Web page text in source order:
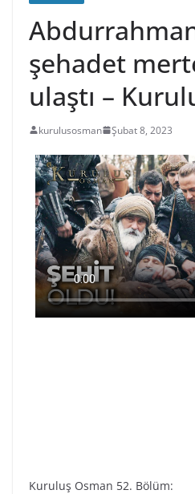
şehadet
ulaştı –
kurulusosman Şubat 8, 2023
Kuruluş Osman 52. Bölüm: